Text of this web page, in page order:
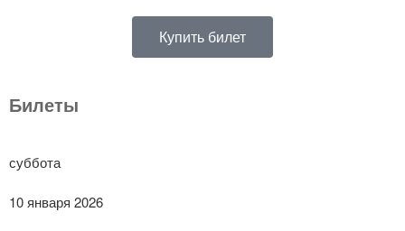
Купить билет
Билеты
суббота
10 января 2026